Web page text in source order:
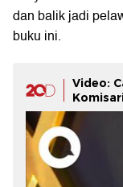
dan balik jadi
buku ini.
Video: